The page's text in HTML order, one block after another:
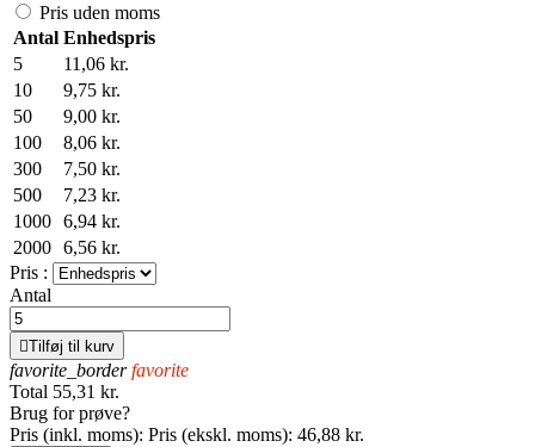
Pris uden moms
Antal Enhedspris
5
11,06 kr.
10
9,75 kr.
50
9,00 kr.
100
8,06 kr.
300
7,50 kr.
500
7,23 kr.
1000 6,94 kr.
2000 6,56 kr.
Pris :
Antal
Tilføj til kurv
favorite_border favorite
Total 55,31 kr.
Brug for prøve?
Pris (inkl. moms): Pris (ekskl. moms): 46,88 kr.